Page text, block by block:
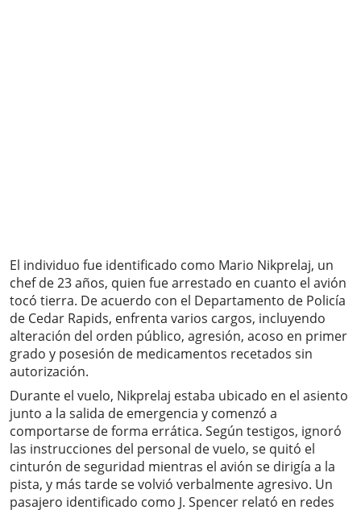
El individuo fue identificado como Mario Nikprelaj, un
chef de 23 años, quien fue arrestado en cuanto el avión
tocó tierra. De acuerdo con el Departamento de Policía
de Cedar Rapids, enfrenta varios cargos, incluyendo
alteración del orden público, agresión, acoso en primer
grado y posesión de medicamentos recetados sin
autorización.
Durante el vuelo, Nikprelaj estaba ubicado en el asiento
junto a la salida de emergencia y comenzó a
comportarse de forma errática. Según testigos, ignoró
las instrucciones del personal de vuelo, se quitó el
cinturón de seguridad mientras el avión se dirigía a la
pista, y más tarde se volvió verbalmente agresivo. Un
pasajero identificado como J. Spencer relató en redes